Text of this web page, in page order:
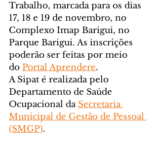
Trabalho, marcada para os dias
17, 18 e 19 de novembro, no
Complexo Imap Barigui, no
Parque Barigui. As inscrições
poderão ser feitas por meio
do Portal Aprendere.
A Sipat é realizada pelo
Departamento de Saúde
Ocupacional da Secretaria
Municipal de Gestão de Pessoal
(SMGP).